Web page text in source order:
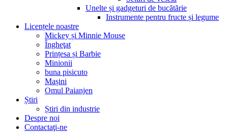
Unelte și gadgeturi de bucătărie
Instrumente pentru fructe și legume
Licențele noastre
Mickey și Minnie Mouse
Îngheţat
Prințesa și Barbie
Minionii
buna pisicuto
Mașini
Omul Paianjen
Știri
Știri din industrie
Despre noi
Contactaţi-ne